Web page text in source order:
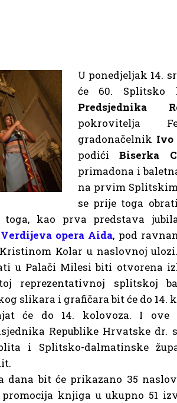
U ponedjeljak 14.
će 60. Splitsko
Predsjednika
pokrovitelja
gradonačelnik Ivo
podićiBiserka
primadona i
na prvim
se prije toga
kao prva predstava
Verdijeva opera Aida, pod
Kolar u naslovnoj
u Palači Milesi biti otvorena
reprezentativnoj splitskoj
slikara i grafičara bit će do 14.
će do 14. kolovoza. I ove
Republike Hrvatske dr.
i Splitsko-dalmatinske
dana bit će prikazano 35
knjiga u ukupno 51